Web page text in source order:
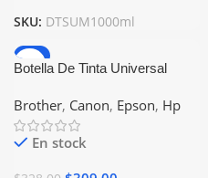
SKU: DTSUM1000ml
-6%
Botella De Tinta Universal
Epson Canon Brother Hp
Brother, Canon, Epson, Hp
En stock